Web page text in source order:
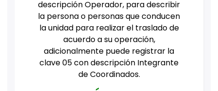
descripción Operador, para describir
la persona o personas que conducen
la unidad para realizar el traslado de
acuerdo a su operación,
adicionalmente puede registrar la
clave 05 con descripción Integrante
de Coordinados.